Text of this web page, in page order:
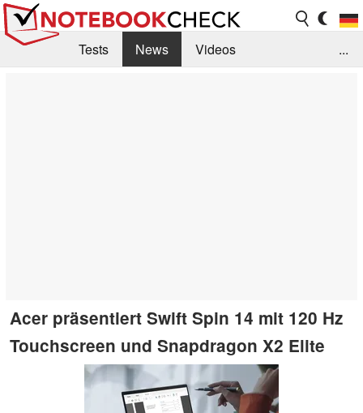
Tests News
Videos
...
Acer präsentiert Swift Spin 14 mit 120 Hz
Touchscreen und Snapdragon X2 Elite